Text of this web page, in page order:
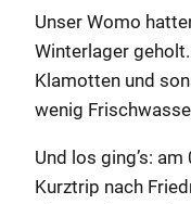
Unser Womo
Winterlager
Klamotten und
wenig
Und los ging’s:
Kurztrip nach